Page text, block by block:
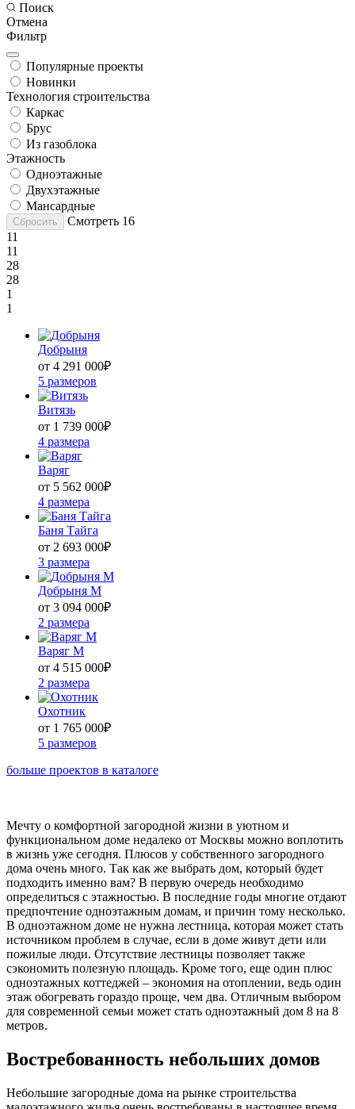
Поиск
Отмена
Фильтр
Популярные проекты
Новинки
Технология строительства
Каркас
Брус
Из газоблока
Этажность
Одноэтажные
Двухэтажные
Мансардные
Сбросить Смотреть 16
11
11
28
28
1
1
Добрыня
от 4 291 000₽
5 размеров
Витязь
от 1 739 000₽
4 размера
Варяг
от 5 562 000₽
4 размера
Баня Тайга
от 2 693 000₽
3 размера
Добрыня М
от 3 094 000₽
2 размера
Варяг М
от 4 515 000₽
2 размера
Охотник
от 1 765 000₽
5 размеров
больше проектов в каталоге
Мечту о комфортной загородной жизни в уютном и
функциональном доме недалеко от Москвы можно воплотить
в жизнь уже сегодня. Плюсов у собственного загородного
дома очень много. Так как же выбрать дом, который будет
подходить именно вам? В первую очередь необходимо
определиться с этажностью. В последние годы многие отдают
предпочтение одноэтажным домам, и причин тому несколько.
В одноэтажном доме не нужна лестница, которая может стать
источником проблем в случае, если в доме живут дети или
пожилые люди. Отсутствие лестницы позволяет также
сэкономить полезную площадь. Кроме того, еще один плюс
одноэтажных коттеджей – экономия на отоплении, ведь один
этаж обогревать гораздо проще, чем два. Отличным выбором
для современной семьи может стать одноэтажный дом 8 на 8
метров.
Востребованность небольших домов
Небольшие загородные дома на рынке строительства